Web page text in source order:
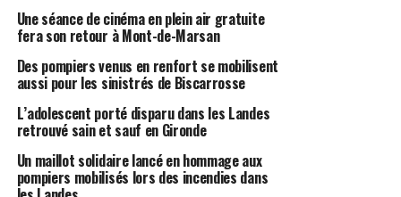
Une séance de cinéma en plein air gratuite
fera son retour à Mont-de-Marsan
Des pompiers venus en renfort se mobilisent
aussi pour les sinistrés de Biscarrosse
L’adolescent porté disparu dans les Landes
retrouvé sain et sauf en Gironde
Un maillot solidaire lancé en hommage aux
pompiers mobilisés lors des incendies dans